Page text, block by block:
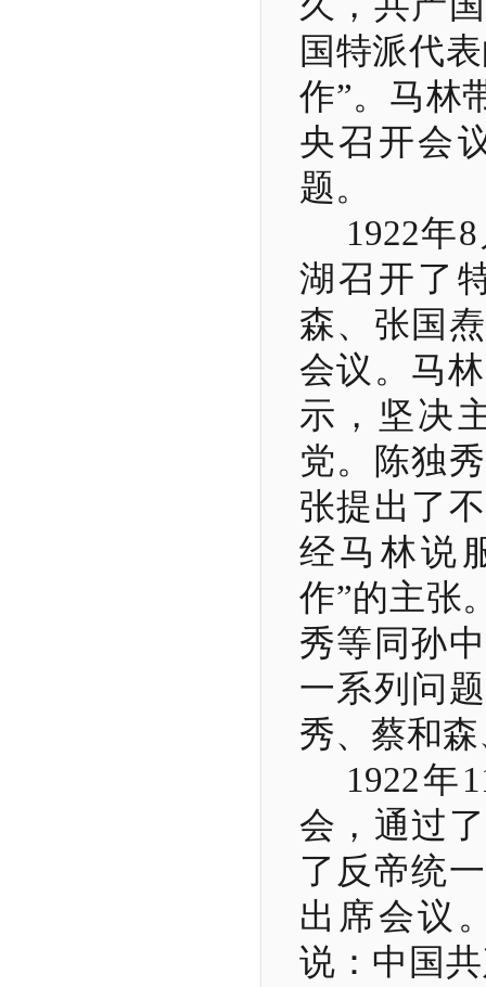
国特派代
作”。马林
央召开会
题。
1922年8
湖召开了
森、张国
会议。马
示，坚决
党。陈独
张提出了
经马林说
作”的主张
秀等同孙
一系列问
秀、蔡和
1922年
会，通过
了反帝统
出席会议
说：中国